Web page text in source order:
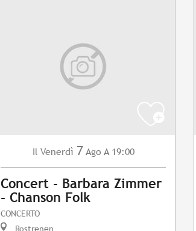
Il Venerdì 7 Ago A 19:00
Concert - Barbara Zimmer
- Chanson Folk
CONCERTO
Rostrenen